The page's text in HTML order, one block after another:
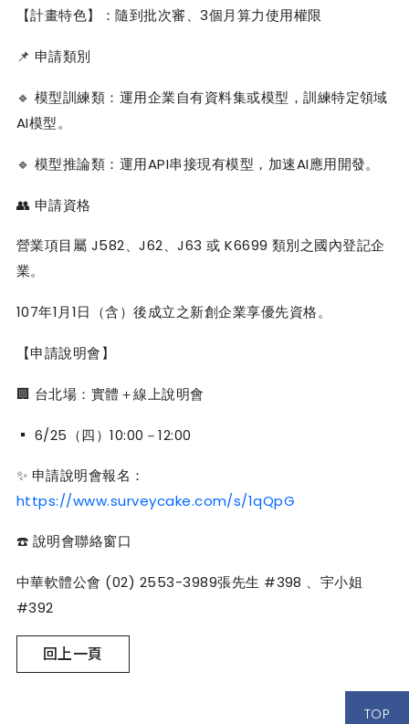
【計畫特色】：隨到批次審、3個月算力使用權限
📌 申請類別
🔹 模型訓練類：運用企業自有資料集或模型，訓練特定領域
AI模型。
🔹 模型推論類：運用API串接現有模型，加速AI應用開發。
👥 申請資格
營業項目屬 J582、J62、J63或 K6699類別之國內登記企
業。
107年1月 1 日（含）後成立之新創企業享優先資格。
【申請說明會】
🏢 台北場：實體＋線上說明會
▪ 6/25 （四）10:00 －12:00
✨ 申請說明會報名：
https://www.surveycake.com/s/1qQpG
☎️ 說明會聯絡窗口
中華軟體公會 (02) 2553-3989張先生 #398 、宇小姐
#392
回上一頁
TOP